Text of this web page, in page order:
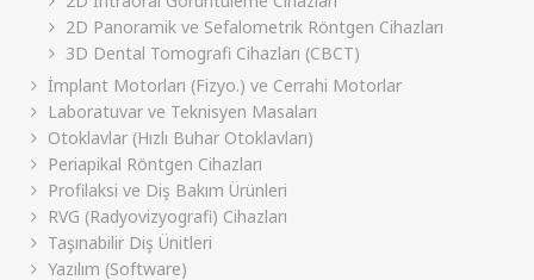
2D Panoramik ve Sefalometrik Röntgen Cihazları
3D Dental Tomografi Cihazları (CBCT)
İmplant Motorları (Fizyo.) ve Cerrahi Motorlar
Laboratuvar ve Teknisyen Masaları
Otoklavlar (Hızlı Buhar Otoklavları)
Periapikal Röntgen Cihazları
Profilaksi ve Diş Bakım Ürünleri
RVG (Radyovizyografi) Cihazları
Taşınabilir Diş Ünitleri
Yazılım (Software)